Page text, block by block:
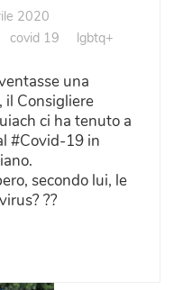
2020
covid 19
lgbtq+
una
il Consigliere
ci ha tenuto a
#Covid-19 in
secondo lui, le
??